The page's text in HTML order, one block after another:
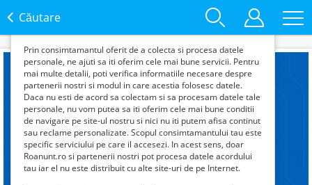
Căutare
date sunt folosite pentru analizarea traffic-ului pe site-ul
Prin consimtamantul oferit de a colecta si procesa datele
personale, ne ajuti sa iti oferim cele mai bune servicii. Pentru
mai multe detalii, poti verifica informatiile necesare despre
partenerii nostri si modul in care acestia folosesc datele.
Daca nu esti de acord sa colectam si sa procesam datele tale
personale, nu vom putea sa iti oferim cele mai bune conditii
de navigare pe site-ul nostru si nici nu iti putem afisa continut
sau reclame personalizate. Scopul consimtamantului tau este
specific serviciului pe care il accesezi. In acest sens, doar
Roanunt.ro si partenerii nostri pot procesa datele acordului
tau iar el nu este distribuit cu alte site-uri de pe Internet.